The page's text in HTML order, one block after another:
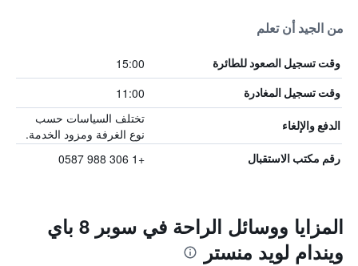
من الجيد أن تعلم
وقت تسجيل الصعود للطائرة 15:00
وقت تسجيل المغادرة 11:00
الدفع والإلغاء
تختلف السياسات حسب
نوع الغرفة ومزود الخدمة.
رقم مكتب الاستقبال +1 306 988 0587
المزايا ووسائل الراحة في سوبر 8 باي
ويندام لويد منستر